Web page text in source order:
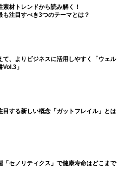
材トレンドから読み解く！
も注目すべき3つのテーマとは？
て、よりビジネスに活用しやすく「ウェル
」
目する新しい概念「ガットフレイル」とは
「セノリティクス」で健康寿命はどこまで